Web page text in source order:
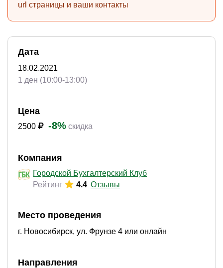
url страницы и ваши контакты
Дата
18.02.2021
1 ден (10:00-13:00)
Цена
2500 -8% скидка
Компания
Городской Бухгалтерский Клуб
Рейтинг
4.4 Отзывы
Место проведения
г. Новосибирск, ул. Фрунзе 4 или онлайн
Направления